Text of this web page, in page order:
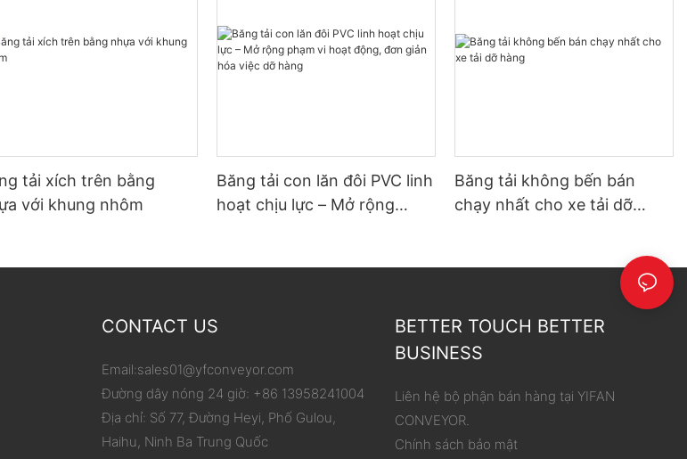
tải xích trên bằng
với khung nhôm
Băng tải con lăn đôi PVC linh
hoạt chịu lực – Mở rộng
Băng tải không bến bán
chạy nhất cho xe tải dỡ
CONTACT US
Email:sales01@yfconveyor.com
Đường dây nóng 24 giờ: +86 13958241004
Địa chỉ: Số 77, Đường Heyi, Phố Gulou,
Haihu, Ninh Ba Trung Quốc
BETTER TOUCH BETTER
BUSINESS
Liên hệ bộ phận bán hàng tại YIFAN
CONVEYOR.
Chính sách bảo mật